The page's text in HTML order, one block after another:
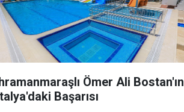
Ömer Ali Bostan'ın
Başarısı